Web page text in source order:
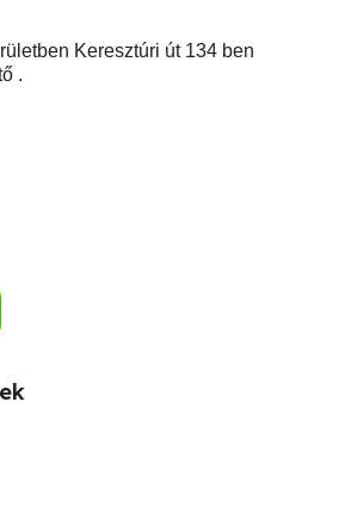
Keresztúri út 134 ben
.